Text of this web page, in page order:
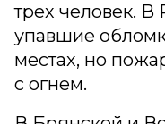
трех человек. В
упавшие
местах, но
с огнем.